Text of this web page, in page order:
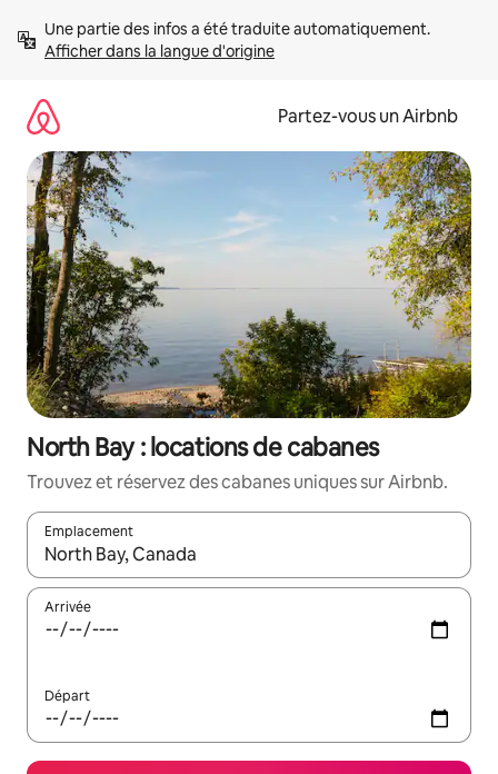
directement
Afficher dans la langue d'origine
Partez-vous un Airbnb
North Bay : locations de cabanes
Trouvez et réservez des cabanes uniques sur Airbnb.
Emplacement
Quand les résultats sont affichés, parcourez-les en utilisant
Arrivée
Départ